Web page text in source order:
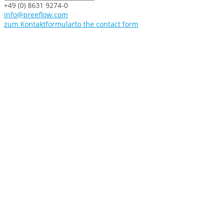
+49 (0) 8631 9274-0
info@preeflow.com
zum Kontaktformularto the contact form